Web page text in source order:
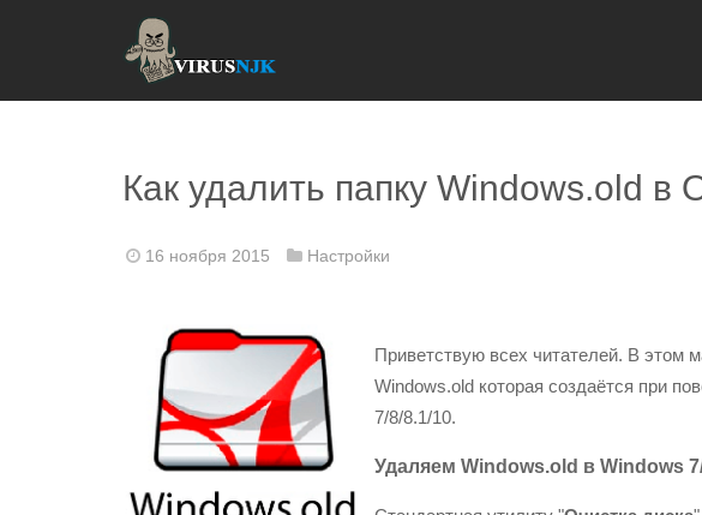
Как удалить папку Windows.old в
16 ноября 2015 Настройки
Приветствую всех читателей. В этом
Windows.old которая создаётся при
7/8/8.1/10.
Удаляем Windows.old в Windows